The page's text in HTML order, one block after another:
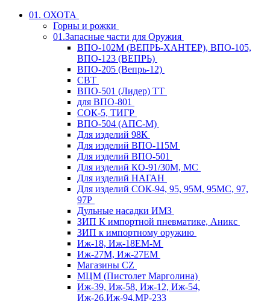
01. ОХОТА
Горны и рожки
01.Запасные части для Оружия
ВПО-102М (ВЕПРЬ-ХАНТЕР), ВПО-105,
ВПО-123 (ВЕПРЬ)
ВПО-205 (Вепрь-12)
СВТ
ВПО-501 (Лидер) ТТ
для ВПО-801
СОК-5, ТИГР
ВПО-504 (АПС-М)
Для изделий 98К
Для изделий ВПО-115М
Для изделий ВПО-501
Для изделий КО-91/30М, МС
Для изделий НАГАН
Для изделий СОК-94, 95, 95М, 95МС, 97,
97Р
Дульные насадки ИМЗ
ЗИП К импортной пневматике, Аникс
ЗИП к импортному оружию
Иж-18, Иж-18ЕМ-М
Иж-27М, Иж-27ЕМ
Магазины CZ
МЦМ (Пистолет Марголина)
Иж-39, Иж-58, Иж-12, Иж-54,
Иж-26,Иж-94,МР-233